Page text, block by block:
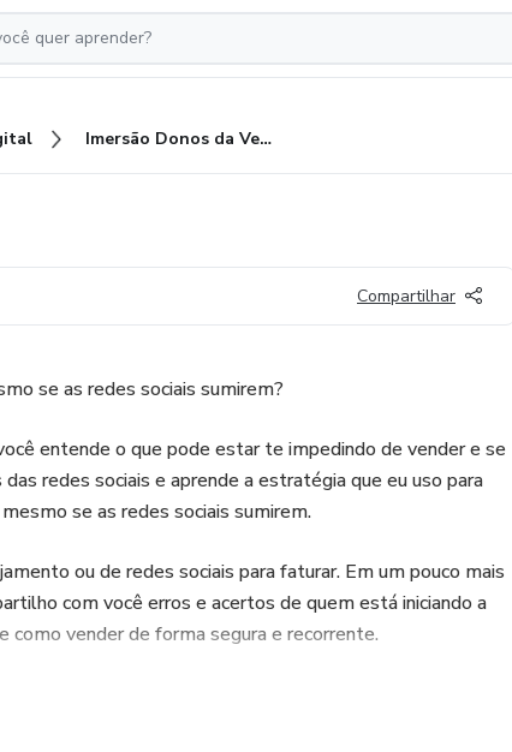
Imersão Donos da Venda
Compartilhar
se as redes sociais sumirem?
entende o que pode estar te impedindo de vender e se
redes sociais e aprende a estratégia que eu uso para
se as redes sociais sumirem.
ou de redes sociais para faturar. Em um pouco mais
com você erros e acertos de quem está iniciando a
como vender de forma segura e recorrente.